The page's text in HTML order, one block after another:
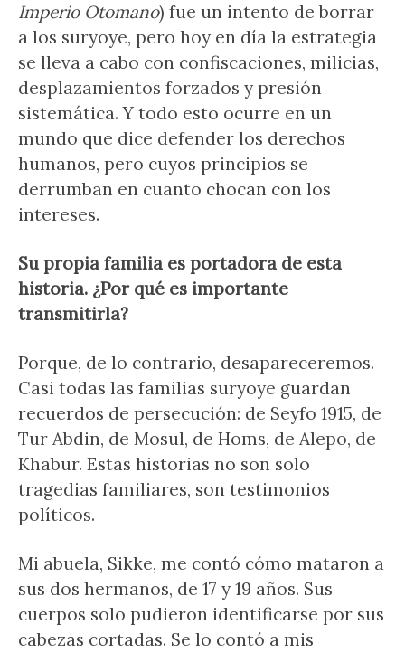
Imperio Otomano) fue un intento de borrar
a los suryoye, pero hoy en día la estrategia
se lleva a cabo con confiscaciones, milicias,
desplazamientos forzados y presión
sistemática. Y todo esto ocurre en un
mundo que dice defender los derechos
humanos, pero cuyos principios se
derrumban en cuanto chocan con los
intereses.
Su propia familia es portadora de esta
historia. ¿Por qué es importante
transmitirla?
Porque, de lo contrario, desapareceremos.
Casi todas las familias suryoye guardan
recuerdos de persecución: de Seyfo 1915, de
Tur Abdin, de Mosul, de Homs, de Alepo, de
Khabur. Estas historias no son solo
tragedias familiares, son testimonios
políticos.
Mi abuela, Sikke, me contó cómo mataron a
sus dos hermanos, de 17 y 19 años. Sus
cuerpos solo pudieron identificarse por sus
cabezas cortadas. Se lo contó a mis